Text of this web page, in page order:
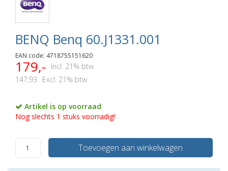
BENQ Benq 60.J1331.001
EAN code: 4718755151620
179,-
Incl. 21% btw
147,93
Excl. 21% btw
Artikel is op voorraad
Nog slechts 1 stuks voorradig!
Toevoegen aan winkelwagen